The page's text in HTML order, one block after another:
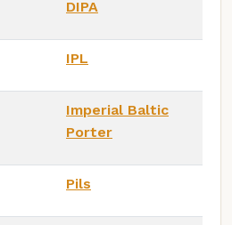
DIPA
IPL
Imperial Baltic
Porter
Pils